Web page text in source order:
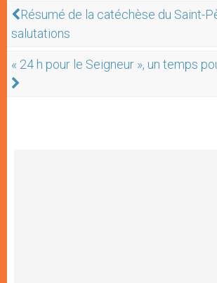
Résumé de la catéchèse du Saint-
salutations
« 24 h pour le Seigneur », un temps